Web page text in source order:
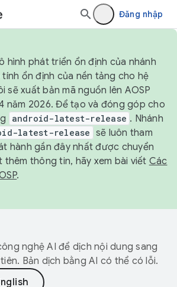
Đăng nhập
hình phát triển ổn định của nhánh
ổn định của nền tảng cho hệ
sẽ xuất bản mã nguồn lên AOSP
năm 2026. Để tạo và đóng góp cho
android-latest-release . Nhánh
latest-release sẽ luôn tham
hành gần đây nhất được chuyển
thêm thông tin, hãy xem bài viết Các
.
nghệ AI để dịch nội dung sang
Bản dịch bằng AI có thể có lỗi.